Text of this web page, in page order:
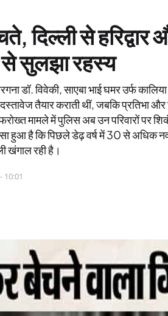
दिल्ली से हरिद्वार
सुलझा रहस्य
डॉ. विवेकी, साएबा भाई घमर उर्फ
तैयार कराती थीं, जबकि प्रतिभा
मामले में पुलिस अब उन परिवारों पर
हुआ है कि पिछले डेढ़ वर्ष में 30 से अधिक
खंगाल रही है।
10:01